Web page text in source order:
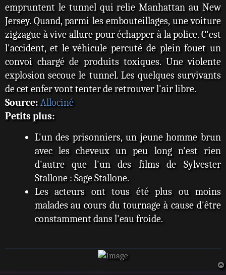
empruntent le tunnel qui relie Manhattan au New
Jersey. Quand, parmi les embouteillages, une voiture
zigzague à vive allure pour échapper à la police. C'est
l'accident, et le véhicule percuté de plein fouet un
convoi chargé de produits toxiques. Une violente
explosion secoue le tunnel. Les quelques survivants
de cet enfer vont tenter de retrouver l'air libre.
Source: Allociné
Petits plus:
L'un des prisonniers, un jeune homme brun
avec les cheveux un peu long n'est rien
d'autre que l'un des films de Sylvester
Stallone : Sage Stallone.
Les acteurs ont tous été plus ou moins
malades au cours du tournage à cause d'être
constamment dans l'eau froide.